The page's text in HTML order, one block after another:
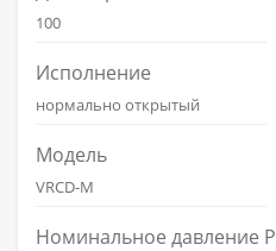
100
Исполнение
нормально открытый
Модель
VRCD-M
Номинальное давление